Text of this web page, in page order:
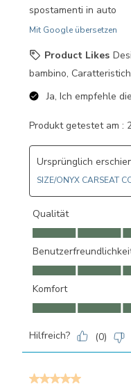
spostamenti in auto
Mit Google übersetzen
Product Likes
bambino,
Ja, Ich empfehle
Produkt getestet am :
Ursprünglich
SIZE/ONYX CARSEAT
Qualität
Qualität, 5.0 von 5
Komfort
Komfort, 5.0 von 5
Hilfreich? (0)
5 von 5 Sternen.